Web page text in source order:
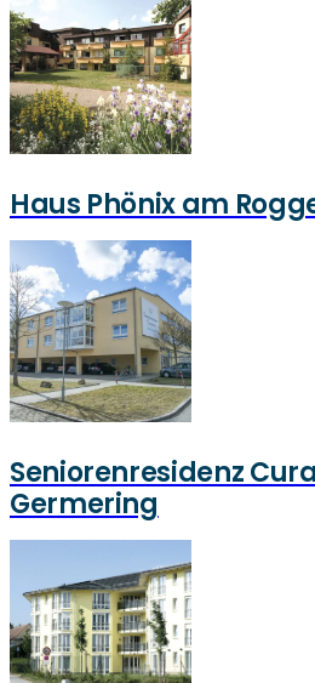
Haus Phönix am
Seniorenresidenz
Germering